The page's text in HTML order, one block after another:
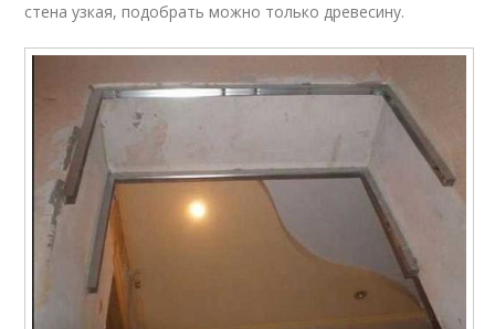
стена узкая, подобрать можно только древесину.